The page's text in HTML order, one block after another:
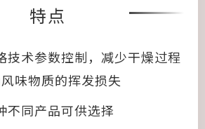
特点
技术参数控制，减少干燥过程
味物质的挥发损失
不同产品可供选择